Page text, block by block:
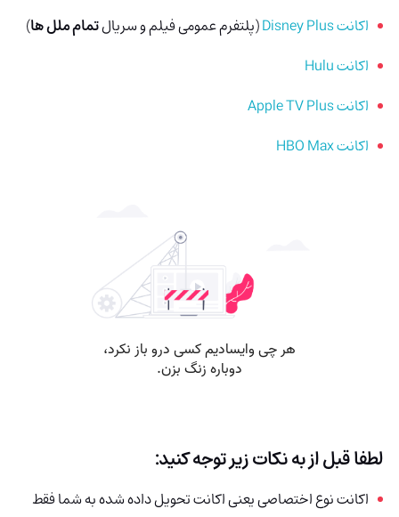
اکانت Disney Plus
(پلتفرم عمومی فیلم و سریالتمام ملل ها)
اکانت Hulu
اکانت Apple TV Plus
اکانت HBO Max
لطفا قبل از به نکات زیر توجه کنید:
اکانت نوع اختصاصی یعنی اکانت تحویل داده شده به شما فقط